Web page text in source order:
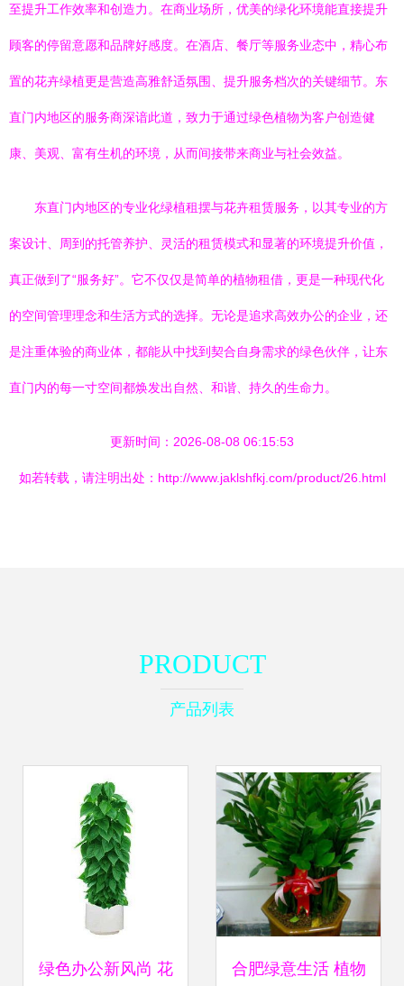
至提升工作效率和创造力。在商业场所，优美的绿化环境能直接提升
顾客的停留意愿和品牌好感度。在酒店、餐厅等服务业态中，精心布
置的花卉绿植更是营造高雅舒适氛围、提升服务档次的关键细节。东
直门内地区的服务商深谙此道，致力于通过绿色植物为客户创造健
康、美观、富有生机的环境，从而间接带来商业与社会效益。
东直门内地区的专业化绿植租摆与花卉租赁服务，以其专业的方
案设计、周到的托管养护、灵活的租赁模式和显著的环境提升价值，
真正做到了“服务好”。它不仅仅是简单的植物租借，更是一种现代化
的空间管理理念和生活方式的选择。无论是追求高效办公的企业，还
是注重体验的商业体，都能从中找到契合自身需求的绿色伙伴，让东
直门内的每一寸空间都焕发出自然、和谐、持久的生命力。
更新时间：2026-08-08 06:15:53
如若转载，请注明出处：http://www.jaklshfkj.com/product/26.html
PRODUCT
产品列表
绿色办公新风尚 花 合肥绿意生活 植物